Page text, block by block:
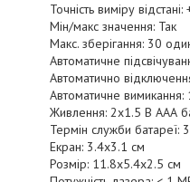
Точність виміру
Мін/макс значення: Так
Макс. зберігання: 30
Автоматичне
Автоматично
Автоматичне вимикання:
Живлення: 2x1.5 В ААА
Термін служби батареї:
Екран: 3.4x3.1 см
Розмір: 11.8x5.4x2.5 см